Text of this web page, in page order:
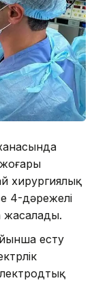
хирургиялық
4-дәрежелі
жасалады.
есту